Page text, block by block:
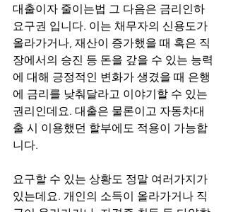
대출이자 줄이는법 그 다음은 금리인하
요구권 입니다. 이는 채무자의 신용도가
올라가거나, 재산이 증가했을 때 혹은 직
장에서의 승진 등 돈을 갚을 수 있는 능력
에 대해 긍정적인 변화가 생겼을 때 은행
에 금리를 낮춰달라고 이야기할 수 있는
권리인데요. 대출은 물론이고 자동차대
출 시 이용했던 할부에도 적용이 가능합
니다.
요구할 수 있는 상황도 정말 여러가지가
있는데요. 개인의 소득이 올라가거나 직